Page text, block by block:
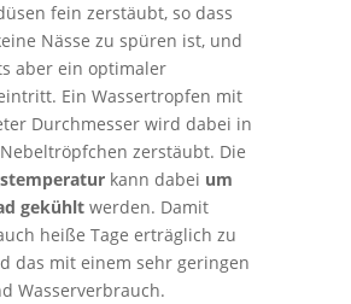
fein zerstäubt, so dass
Nässe zu spüren ist, und
aber ein optimaler
Ein Wassertropfen mit
Durchmesser wird dabei in
zerstäubt. Die
kann dabei um
gekühlt werden. Damit
heiße Tage erträglich zu
das mit einem sehr geringen
Wasserverbrauch.